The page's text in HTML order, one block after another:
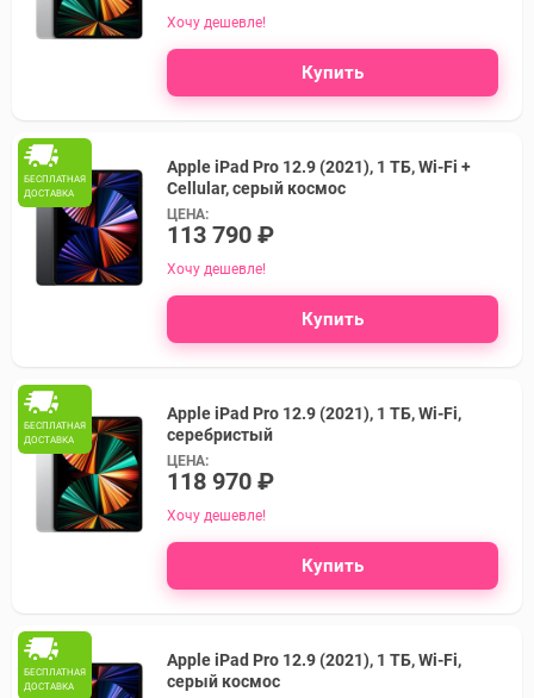
Хочу дешевле!
Купить
БЕСПЛАТНАЯ
ДОСТАВКА
Apple iPad Pro 12.9 (2021), 1 ТБ, Wi-Fi +
Cellular, серый космос
ЦЕНА:
113 790 ₽
Хочу дешевле!
Купить
БЕСПЛАТНАЯ
ДОСТАВКА
Apple iPad Pro 12.9 (2021), 1 ТБ, Wi-Fi,
серебристый
ЦЕНА:
118 970 ₽
Хочу дешевле!
Купить
БЕСПЛАТНАЯ
ДОСТАВКА
Apple iPad Pro 12.9 (2021), 1 ТБ, Wi-Fi,
серый космос